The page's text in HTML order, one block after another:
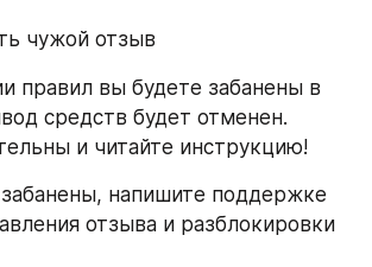
чужой отзыв
правил вы будете забанены в
средств будет отменен.
и читайте инструкцию!
напишите поддержке
отзыва и разблокировки